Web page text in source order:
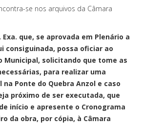
se nos arquivos da Câmara
Exa. que, se aprovada em Plenário a
consiguinada, possa oficiar ao
Municipal, solicitando que tome as
para realizar uma
Ponte do Quebra Anzol e caso
próximo de ser executada, que
início e apresente o Cronograma
da obra, por cópia, à Câmara